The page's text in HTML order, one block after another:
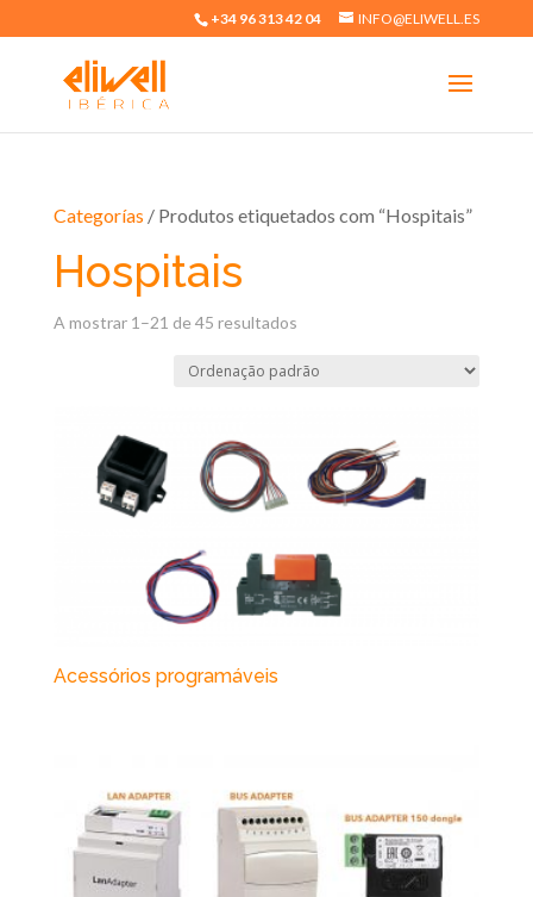
+34 96 313 42 04 INFO@ELIWELL.ES
Categorías / Produtos etiquetados com “Hospitais”
Hospitais
A mostrar 1–21 de 45 resultados
Acessórios programáveis